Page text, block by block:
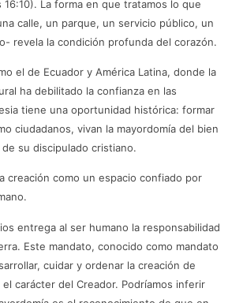
16:10). La forma en que tratamos lo que
calle, un parque, un servicio público, un
revela la condición profunda del corazón.
el de Ecuador y América Latina, donde la
ha debilitado la confianza en las
tiene una oportunidad histórica: formar
ciudadanos, vivan la mayordomía del bien
su discipulado cristiano.
creación como un espacio confiado por
entrega al ser humano la responsabilidad
Este mandato, conocido como mandato
cuidar y ordenar la creación de
carácter del Creador. Podríamos inferir